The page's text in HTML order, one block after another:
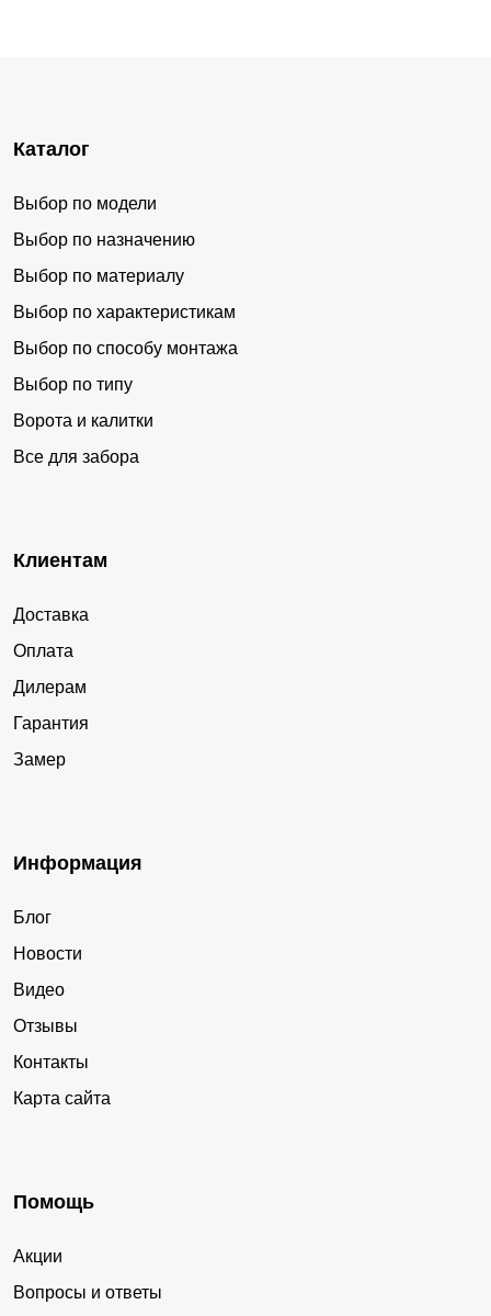
Каталог
Выбор по модели
Выбор по назначению
Выбор по материалу
Выбор по характеристикам
Выбор по способу монтажа
Выбор по типу
Ворота и калитки
Все для забора
Клиентам
Доставка
Оплата
Дилерам
Гарантия
Замер
Информация
Блог
Новости
Видео
Отзывы
Контакты
Карта сайта
Помощь
Акции
Вопросы и ответы